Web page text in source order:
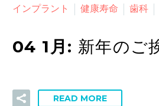
インプラント
健康寿命 歯科
04 1月: 新年のご
READ MORE